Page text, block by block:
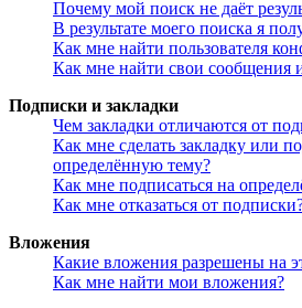
Почему мой поиск не даёт
В результате моего поиска я
Как мне найти пользователя
Как мне найти свои сообщения
Подписки и закладки
Чем закладки отличаются от
Как мне сделать закладку или
определённую тему?
Как мне подписаться на
Как мне отказаться от
Вложения
Какие вложения разрешены на
Как мне найти мои вложения?